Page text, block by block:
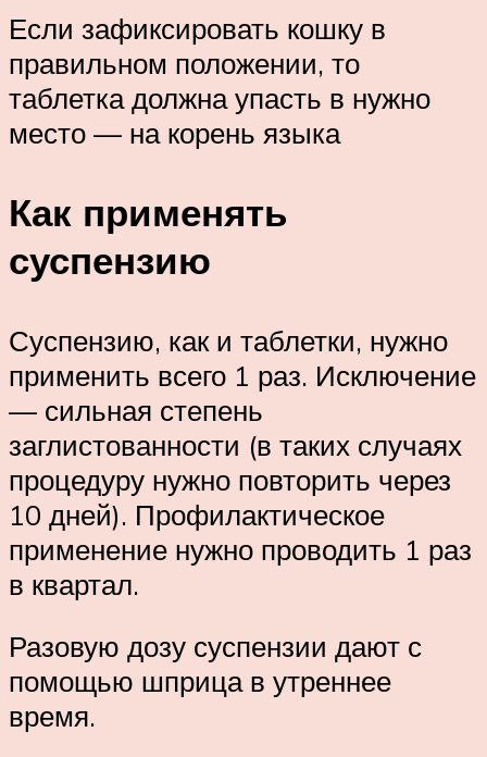
Если зафиксировать кошку в
правильном положении, то
таблетка должна упасть в нужно
место — на корень языка
Как применять
суспензию
Суспензию, как и таблетки, нужно
применить всего 1 раз. Исключение
— сильная степень
заглистованности (в таких случаях
процедуру нужно повторить через
10 дней). Профилактическое
применение нужно проводить 1 раз
в квартал.
Разовую дозу суспензии дают с
помощью шприца в утреннее
время.